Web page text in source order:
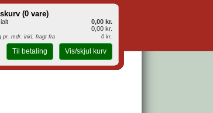
(0 vare)
0,00 kr.
0,00 kr.
pr. mdr. inkl. fragt fra 0 kr.
Til betaling Vis/skjul kurv